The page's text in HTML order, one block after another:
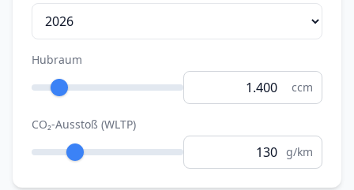
Hubraum
ccm
CO₂-Ausstoß (WLTP)
g/km